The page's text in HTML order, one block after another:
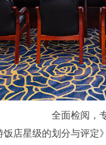
全面检阅，
店星级的划分与评定